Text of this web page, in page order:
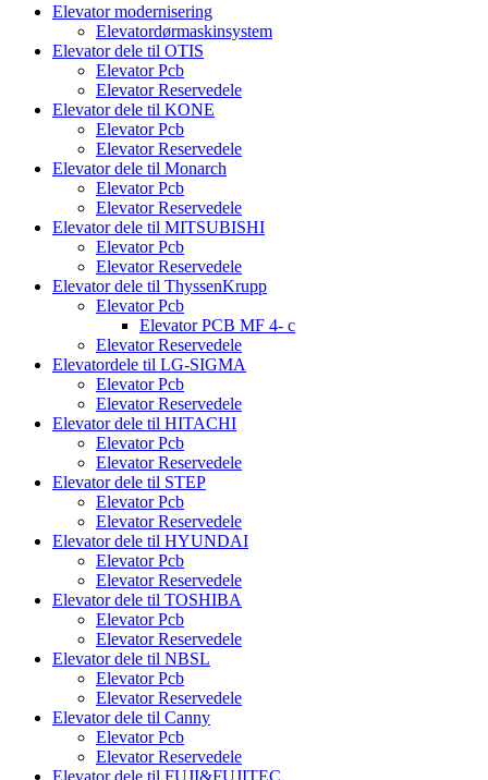
Elevator modernisering
Elevatordørmaskinsystem
Elevator dele til OTIS
Elevator Pcb
Elevator Reservedele
Elevator dele til KONE
Elevator Pcb
Elevator Reservedele
Elevator dele til Monarch
Elevator Pcb
Elevator Reservedele
Elevator dele til MITSUBISHI
Elevator Pcb
Elevator Reservedele
Elevator dele til ThyssenKrupp
Elevator Pcb
Elevator PCB MF 4- c
Elevator Reservedele
Elevatordele til LG-SIGMA
Elevator Pcb
Elevator Reservedele
Elevator dele til HITACHI
Elevator Pcb
Elevator Reservedele
Elevator dele til STEP
Elevator Pcb
Elevator Reservedele
Elevator dele til HYUNDAI
Elevator Pcb
Elevator Reservedele
Elevator dele til TOSHIBA
Elevator Pcb
Elevator Reservedele
Elevator dele til NBSL
Elevator Pcb
Elevator Reservedele
Elevator dele til Canny
Elevator Pcb
Elevator Reservedele
Elevator dele til FUJI&FUJITEC